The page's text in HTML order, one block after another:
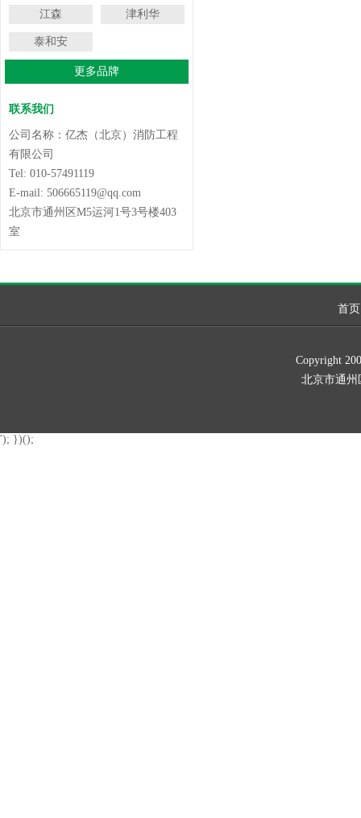
江森 津利华
泰和安
更多品牌
联系我们
公司名称：亿杰（北京）消防工程
有限公司
Tel: 010-57491119
E-mail: 506665119@qq.com
北京市通州区M5运河1号3号楼403
室
首页
Copyright
北京市通州
'); })();